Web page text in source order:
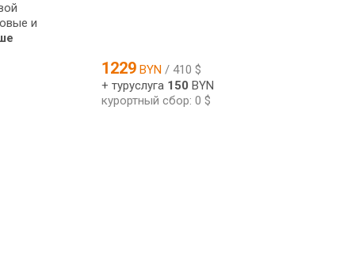
и
1229 BYN / 410 $
+ туруслуга 150 BYN
курортный сбор: 0 $